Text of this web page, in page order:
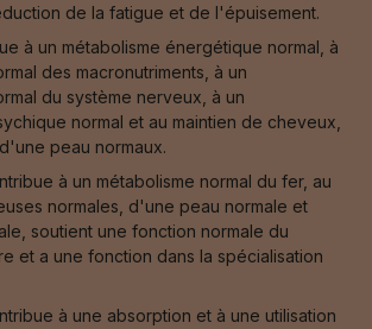
de la fatigue et de l'épuisement.
à un métabolisme énergétique normal, à
des macronutriments, à un
du système nerveux, à un
normal et au maintien de cheveux,
peau normaux.
à un métabolisme normal du fer, au
normales, d'une peau normale et
soutient une fonction normale du
et a une fonction dans la spécialisation
à une absorption et à une utilisation